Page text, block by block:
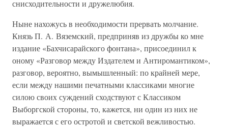
снисходительности и дружелюбия.
Ныне нахожусь в необходимости прервать молчание.
Князь П. А. Вяземский, предприняв из дружбы ко мне
издание «Бахчисарайского фонтана», присоединил к
оному «Разговор между Издателем и Антиромантиком»,
разговор, вероятно, вымышленный: по крайней мере,
если между нашими печатными классиками многие
силою своих суждений сходствуют с Классиком
Выборгской стороны, то, кажется, ни один из них не
выражается с его остротой и светской вежливостью.